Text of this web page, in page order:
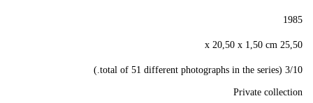
1985
25,50 x 20,50 x 1,50 cm
3/10 (total of 51 different photographs in the series.)
Private collection